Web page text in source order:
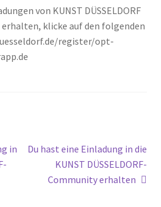
von KUNST DÜSSELDORF
klicke auf den folgenden
register/opt-
in
Nächster
Beitrag:
Du hast eine Einladung in die
KUNST DÜSSELDORF-
Community erhalten